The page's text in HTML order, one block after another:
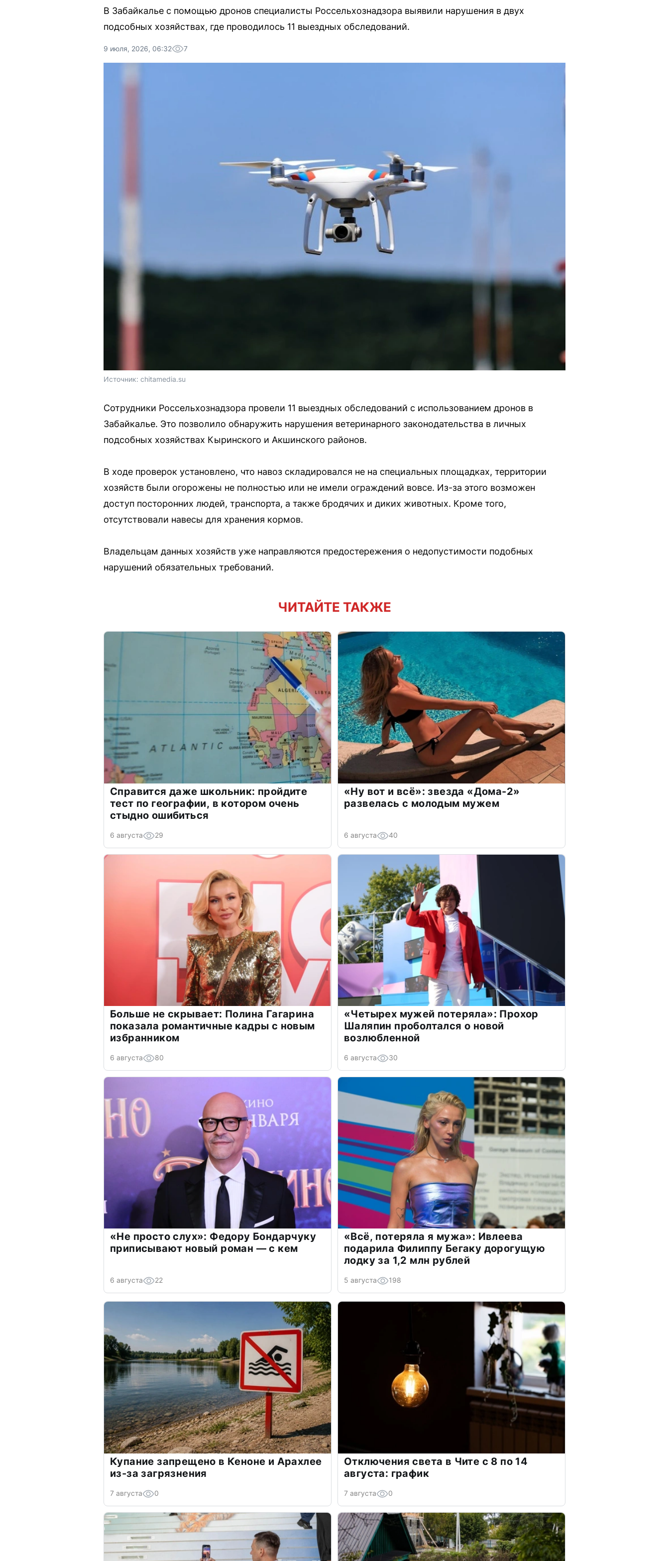
В Забайкалье с помощью дронов специалисты Россельхознадзора выявили нарушения в двух
подсобных хозяйствах, где проводилось 11 выездных обследований.
9 июля, 2026, 06:32 7
Источник: chitamedia.su
Сотрудники Россельхознадзора провели 11 выездных обследований с использованием дронов в
Забайкалье. Это позволило обнаружить нарушения ветеринарного законодательства в личных
подсобных хозяйствах Кыринского и Акшинского районов.
В ходе проверок установлено, что навоз складировался не на специальных площадках, территории
хозяйств были огорожены не полностью или не имели ограждений вовсе. Из-за этого возможен
доступ посторонних людей, транспорта, а также бродячих и диких животных. Кроме того,
отсутствовали навесы для хранения кормов.
Владельцам данных хозяйств уже направляются предостережения о недопустимости подобных
нарушений обязательных требований.
ЧИТАЙТЕ ТАКЖЕ
Справится даже школьник: пройдите
тест по географии, в котором очень
стыдно ошибиться
6 августа 29
«Ну вот и всё»: звезда «Дома-2»
развелась с молодым мужем
6 августа 40
Больше не скрывает: Полина Гагарина
показала романтичные кадры с новым
избранником
6 августа 80
«Четырех мужей потеряла»: Прохор
Шаляпин проболтался о новой
возлюбленной
6 августа 30
«Не просто слух»: Федору Бондарчуку
приписывают новый роман — с кем
6 августа 22
«Всё, потеряла я мужа»: Ивлеева
подарила Филиппу Бегаку дорогущую
лодку за 1,2 млн рублей
5 августа 198
Купание запрещено в Кеноне и Арахлее
из-за загрязнения
7 августа 0
Отключения света в Чите с 8 по 14
августа: график
7 августа 0